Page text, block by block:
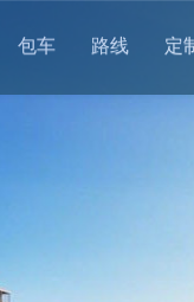
包车 路线 定